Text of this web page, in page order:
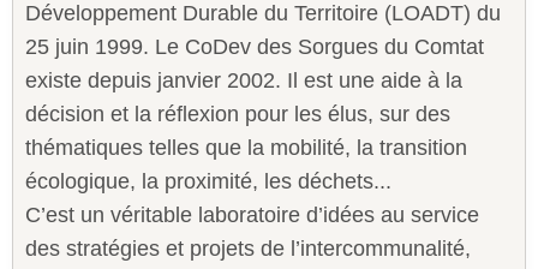
Développement Durable du Territoire (LOADT) du
25 juin 1999. Le CoDev des Sorgues du Comtat
existe depuis janvier 2002. Il est une aide à la
décision et la réflexion pour les élus, sur des
thématiques telles que la mobilité, la transition
écologique, la proximité, les déchets...
C’est un véritable laboratoire d’idées au service
des stratégies et projets de l’intercommunalité,